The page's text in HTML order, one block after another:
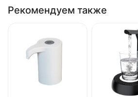
Рекомендуем также